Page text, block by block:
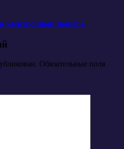
электронный звонарь
Обязательные поля